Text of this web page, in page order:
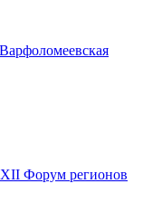
Форум регионов